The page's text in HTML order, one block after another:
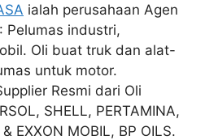
ialah perusahaan Agen
Pelumas industri,
Oli buat truk dan alat-
untuk motor.
Resmi dari Oli
SHELL, PERTAMINA,
EXXON MOBIL, BP OILS.